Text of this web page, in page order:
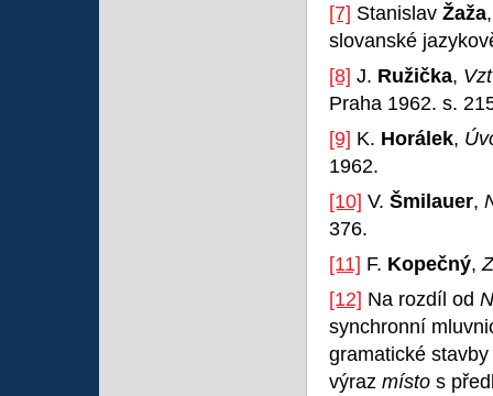
[7] Stanislav Žaža
slovanské
[8] J. Ružička,
Praha 1962. s.
[9] K. Horálek,
1962.
[10] V. Šmilauer,
376.
[11] F. Kopečný,
[12] Na rozdíl od
synchronní
gramatické
výraz místo s